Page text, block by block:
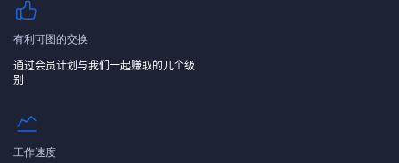
有利可图的交换
通过会员计划与我们一起赚取的几个级
别
工作速度